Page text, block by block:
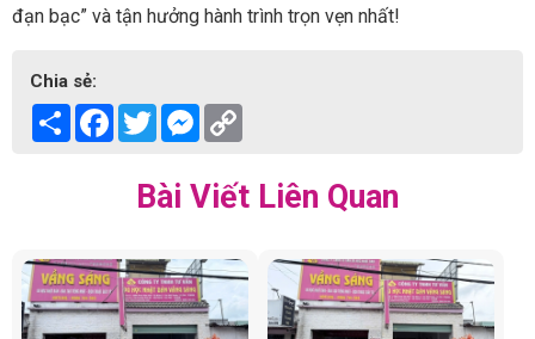
đạn bạc” và tận hưởng hành trình trọn vẹn nhất!
Chia sẻ:
Share Facebook
TwitterMessenger
Bài Viết Liên Quan